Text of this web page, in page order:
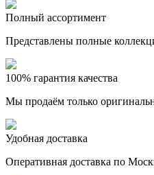
Полный ассортимент
Представлены полные
100% гарантия качества
Мы продаём только
Удобная доставка
Оперативная доставка по